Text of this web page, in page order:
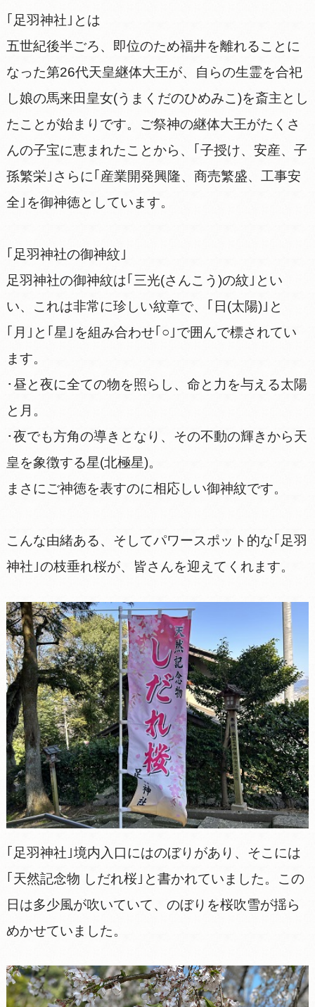
｢足羽神社｣とは
五世紀後半ごろ、即位のため福井を離れることに
なった第26代天皇継体大王が、自らの生霊を合祀
し娘の馬来田皇女(うまくだのひめみこ)を斎主とし
たことが始まりです。ご祭神の継体大王がたくさ
んの子宝に恵まれたことから、｢子授け、安産、子
孫繁栄｣さらに｢産業開発興隆、商売繁盛、工事安
全｣を御神徳としています。
｢足羽神社の御神紋｣
足羽神社の御神紋は｢三光(さんこう)の紋｣とい
い、これは非常に珍しい紋章で、｢日(太陽)｣と
｢月｣と｢星｣を組み合わせ｢○｣で囲んで標されてい
ます。
･昼と夜に全ての物を照らし、命と力を与える太陽
と月。
･夜でも方角の導きとなり、その不動の輝きから天
皇を象徴する星(北極星)。
まさにご神徳を表すのに相応しい御神紋です。
こんな由緒ある、そしてパワースポット的な｢足羽
神社｣の枝垂れ桜が、皆さんを迎えてくれます。
｢足羽神社｣境内入口にはのぼりがあり、そこには
｢天然記念物 しだれ桜｣と書かれていました。この
日は多少風が吹いていて、のぼりを桜吹雪が揺ら
めかせていました。